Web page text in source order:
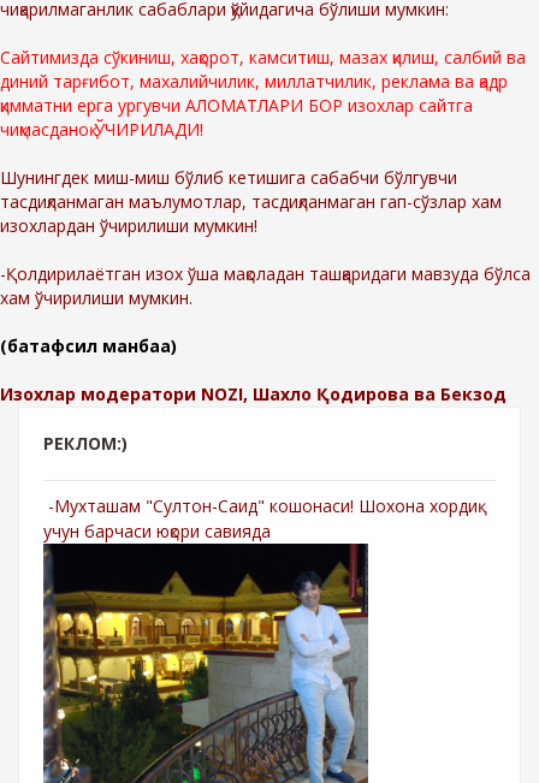
чиқарилмаганлик сабаблари қўйидагича бўлиши мумкин:
Сайтимизда сўкиниш, хақорот, камситиш, мазах қилиш, салбий ва
диний тарғибот, махалийчилик, миллатчилик, реклама ва қадр
қимматни ерга ургувчи АЛОМАТЛАРИ БОР изохлар сайтга
чиқмасданоқ ЎЧИРИЛАДИ!
Шунингдек миш-миш бўлиб кетишига сабабчи бўлгувчи
тасдиқланмаган маълумотлар, тасдиқланмаган гап-сўзлар хам
изохлардан ўчирилиши мумкин!
-Қолдирилаётган изох ўша мақоладан ташқаридаги мавзуда бўлса
хам ўчирилиши мумкин.
(батафсил манбаа)
Изохлар модератори NOZI, Шахло Қодирова ва Бекзод
РЕКЛОМ:)
-Мухташам "Султон-Саид" кошонаси! Шохона хордиқ
учун барчаси юқори савияда